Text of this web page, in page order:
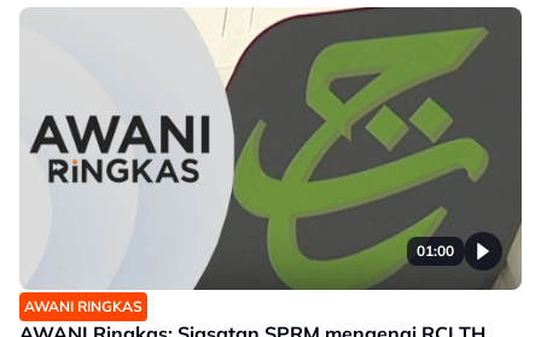
01:00
AWANI RINGKAS